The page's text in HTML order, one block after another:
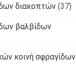
διακοπτών (37)
βαλβίδων
κοινή σφραγίδων